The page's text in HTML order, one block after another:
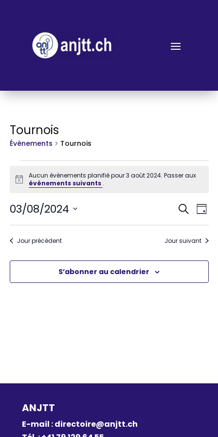
Tournois
Évènements Tournois
Évènements
for
3
août
2024
Notice
Aucun évènements planifié pour 3 août 2024. Passer aux
évènements suivants .
et
de
vues
Jour
03/08/2024
Sélectionnez
uneJour précédent Jour suivant
S’abonner au calendrier
ANJTT
E-mail :directoire@anjtt.ch